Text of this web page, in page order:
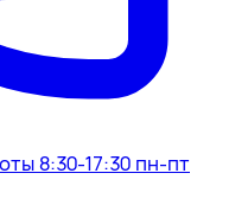
8:30-17:30 пн-пт